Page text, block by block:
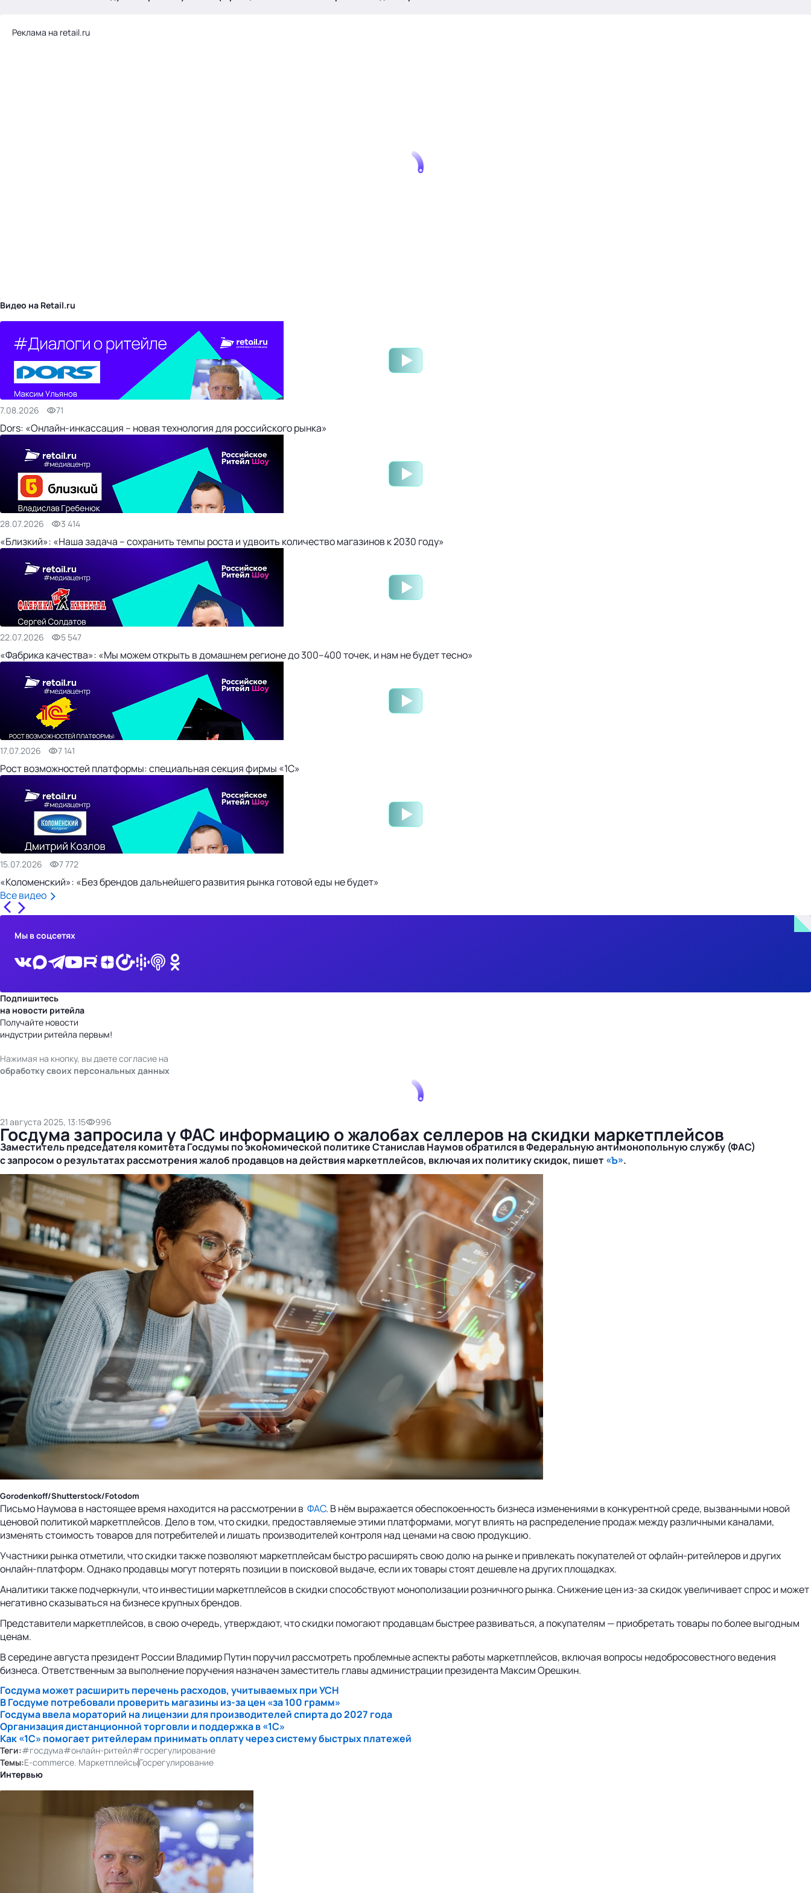
Реклама на retail.ru
Видео на Retail.ru
7.08.2026 71
Dors: «Онлайн-инкассация – новая технология для российского рынка»
28.07.2026 3 414
«Близкий»: «Наша задача – сохранить темпы роста и удвоить количество магазинов к 2030 году»
22.07.2026 5 547
«Фабрика качества»: «Мы можем открыть в домашнем регионе до 300–400 точек, и нам не будет тесно»
17.07.2026 7 141
Рост возможностей платформы: специальная секция фирмы «1С»
15.07.2026 7 772
«Коломенский»: «Без брендов дальнейшего развития рынка готовой еды не будет»
Все видео
Мы в соцсетях
Подпишитесь
на новости ритейла
Получайте новости
индустрии ритейла первым!
Нажимая на кнопку, вы даете согласие на
обработку своих персональных данных
21 августа 2025, 13:15 996
Госдума запросила у ФАС информацию о жалобах селлеров на скидки маркетплейсов
Заместитель председателя комитета Госдумы по экономической политике Станислав Наумов обратился в Федеральную антимонопольную службу (ФАС)
с запросом о результатах рассмотрения жалоб продавцов на действия маркетплейсов, включая их политику скидок, пишет«Ъ».
Gorodenkoff/Shutterstock/Fotodom
Письмо Наумова в настоящее время находится на рассмотрении в ФАС. В нём выражается обеспокоенность бизнеса изменениями в конкурентной среде, вызванными новой
ценовой политикой маркетплейсов. Дело в том, что скидки, предоставляемые этими платформами, могут влиять на распределение продаж между различными каналами,
изменять стоимость товаров для потребителей и лишать производителей контроля над ценами на свою продукцию.
Участники рынка отметили, что скидки также позволяют маркетплейсам быстро расширять свою долю на рынке и привлекать покупателей от офлайн-ритейлеров и других
онлайн-платформ. Однако продавцы могут потерять позиции в поисковой выдаче, если их товары стоят дешевле на других площадках.
Аналитики также подчеркнули, что инвестиции маркетплейсов в скидки способствуют монополизации розничного рынка. Снижение цен из-за скидок увеличивает спрос и может
негативно сказываться на бизнесе крупных брендов.
Представители маркетплейсов, в свою очередь, утверждают, что скидки помогают продавцам быстрее развиваться, а покупателям — приобретать товары по более выгодным
ценам.
В середине августа президент России Владимир Путин поручил рассмотреть проблемные аспекты работы маркетплейсов, включая вопросы недобросовестного ведения
бизнеса. Ответственным за выполнение поручения назначен заместитель главы администрации президента Максим Орешкин.
Госдума может расширить перечень расходов, учитываемых при УСН
В Госдуме потребовали проверить магазины из-зацен «за 100 грамм»
Госдума ввела мораторий на лицензии для производителей спирта до 2027 года
Организация дистанционной торговли и поддержка в «1С»
Как «1С» помогает ритейлерам принимать оплату через систему быстрых платежей
Теги:#госдума#онлайн-ритейл#госрегулирование
Темы:E-commerce. МаркетплейсыГосрегулирование
Интервью